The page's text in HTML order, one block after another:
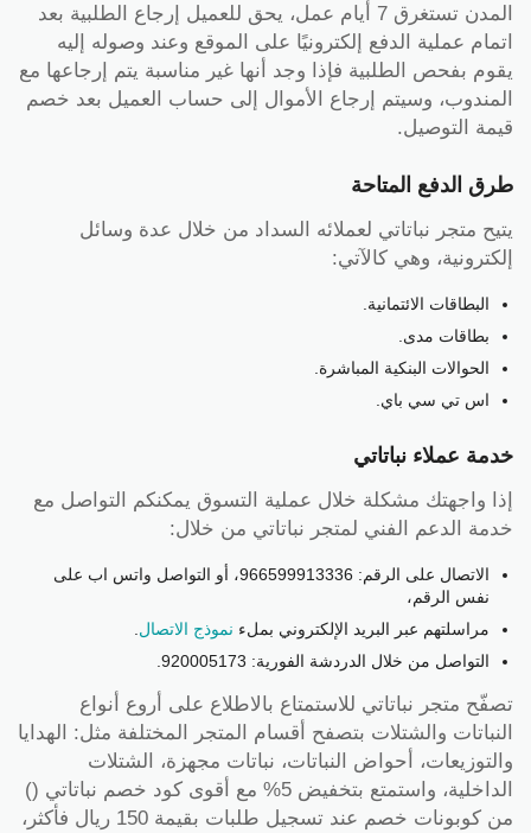
المدن تستغرق 7 أيام عمل، يحق للعميل إرجاع الطلبية بعد
اتمام عملية الدفع إلكترونيًا على الموقع وعند وصوله إليه
يقوم بفحص الطلبية فإذا وجد أنها غير مناسبة يتم إرجاعها مع
المندوب، وسيتم إرجاع الأموال إلى حساب العميل بعد خصم
قيمة التوصيل.
طرق الدفع المتاحة
يتيح متجر نباتاتي لعملائه السداد من خلال عدة وسائل
إلكترونية، وهي كالآتي:
البطاقات الائتمانية.
بطاقات مدى.
الحوالات البنكية المباشرة.
اس تي سي باي.
خدمة عملاء نباتاتي
إذا واجهتك مشكلة خلال عملية التسوق يمكنكم التواصل مع
خدمة الدعم الفني لمتجر نباتاتي من خلال:
الاتصال على الرقم: 966599913336، أو التواصل واتس اب على
نفس الرقم،
مراسلتهم عبر البريد الإلكتروني بملء نموذج الاتصال
التواصل من خلال الدردشة الفورية: 920005173.
تصفّح متجر نباتاتي للاستمتاع بالاطلاع على أروع أنواع
النباتات والشتلات بتصفح أقسام المتجر المختلفة مثل: الهدايا
والتوزيعات، أحواض النباتات، نباتات مجهزة، الشتلات
الداخلية، واستمتع بتخفيض 5% مع أقوى كود خصم نباتاتي ()
من كوبونات خصم عند تسجيل طلبات بقيمة 150 ريال فأكثر،